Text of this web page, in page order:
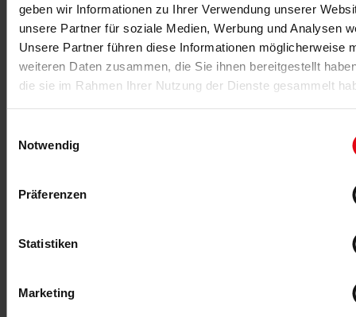
geben wir Informationen zu Ihrer Verwendung unserer
unsere Partner für soziale Medien, Werbung und Analysen
Unsere Partner führen diese Informationen möglicherweise
weiteren Daten zusammen, die Sie ihnen bereitgestellt
die sie im Rahmen Ihrer Nutzung der Dienste gesammelt
Notwendig
Präferenzen
Statistiken
Marketing
28.03.2020 -Anzeige-
Digitaler Trainer
Trotz angeordneten Schließungen von Sportstätten
trainieren: Life Fitness bietet Studiobetreibern eine
digitale Plattform mit Trainingsvideos für die Mitglieder